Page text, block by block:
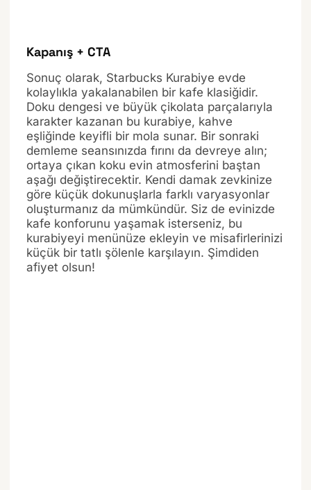
Kapanış + CTA
Sonuç olarak, Starbucks Kurabiye evde
kolaylıkla yakalanabilen bir kafe klasiğidir.
Doku dengesi ve büyük çikolata parçalarıyla
karakter kazanan bu kurabiye, kahve
eşliğinde keyifli bir mola sunar. Bir sonraki
demleme seansınızda fırını da devreye alın;
ortaya çıkan koku evin atmosferini baştan
aşağı değiştirecektir. Kendi damak zevkinize
göre küçük dokunuşlarla farklı varyasyonlar
oluşturmanız da mümkündür. Siz de evinizde
kafe konforunu yaşamak isterseniz, bu
kurabiyeyi menünüze ekleyin ve misafirlerinizi
küçük bir tatlı şölenle karşılayın. Şimdiden
afiyet olsun!